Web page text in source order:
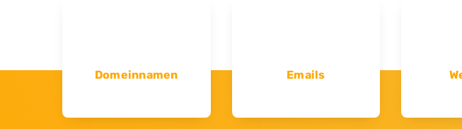
Domeinnamen Emails